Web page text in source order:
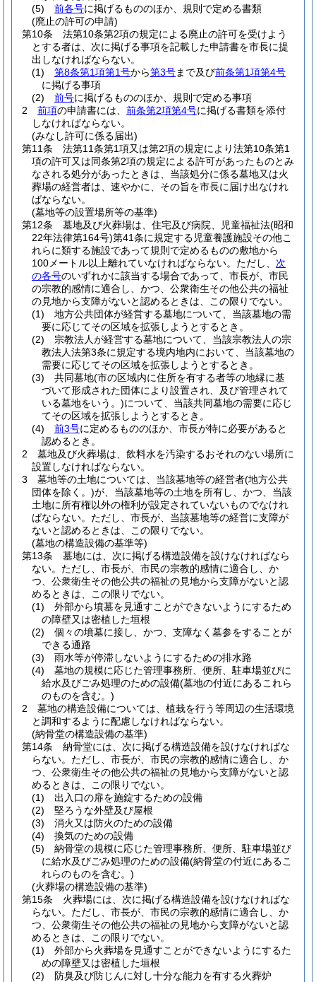
(5)
前各号に掲げるもののほか、規則で定める書類
(廃止の許可の申請)
第10条
法第10条第2項の規定による廃止の許可を受けよう
とする者は、次に掲げる事項を記載した申請書を市長に提
出しなければならない。
(1)
第8条第1項第1号から第3号まで及び前条第1項第4号
に掲げる事項
(2)
前号に掲げるもののほか、規則で定める事項
2
前項の申請書には、 前条第2項第4号に掲げる書類を添付
しなければならない。
(みなし許可に係る届出)
第11条
法第11条第1項又は第2項の規定により法第10条第1
項の許可又は同条第2項の規定による許可があったものとみ
なされる処分があったときは、当該処分に係る墓地又は火
葬場の経営者は、速やかに、その旨を市長に届け出なけれ
ばならない。
(墓地等の設置場所等の基準)
第12条
墓地及び火葬場は、住宅及び病院、児童福祉法(昭和
22年法律第164号)第41条に規定する児童養護施設その他こ
れらに類する施設であって規則で定めるものの敷地から
100メートル以上離れていなければならない。 ただし、 次
の各号のいずれかに該当する場合であって、市長が、市民
の宗教的感情に適合し、かつ、公衆衛生その他公共の福祉
の見地から支障がないと認めるときは、この限りでない。
(1)
地方公共団体が経営する墓地について、当該墓地の需
要に応じてその区域を拡張しようとするとき。
(2)
宗教法人が経営する墓地について、当該宗教法人の宗
教法人法第3条に規定する境内地内において、当該墓地の
需要に応じてその区域を拡張しようとするとき。
(3)
共同墓地(市の区域内に住所を有する者等の地縁に基
づいて形成された団体により設置され、及び管理されて
いる墓地をいう。)について、当該共同墓地の需要に応じ
てその区域を拡張しようとするとき。
(4)
前3号に定めるもののほか、市長が特に必要があると
認めるとき。
2
墓地及び火葬場は、飲料水を汚染するおそれのない場所に
設置しなければならない。
3
墓地等の土地については、当該墓地等の経営者(地方公共
団体を除く。)が、当該墓地等の土地を所有し、かつ、当該
土地に所有権以外の権利が設定されていないものでなけれ
ばならない。 ただし、市長が、当該墓地等の経営に支障が
ないと認めるときは、この限りでない。
(墓地の構造設備の基準等)
第13条
墓地には、次に掲げる構造設備を設けなければなら
ない。 ただし、市長が、市民の宗教的感情に適合し、か
つ、公衆衛生その他公共の福祉の見地から支障がないと認
めるときは、この限りでない。
(1)
外部から墳墓を見通すことができないようにするため
の障壁又は密植した垣根
(2)
個々の墳墓に接し、かつ、支障なく墓参をすることが
できる通路
(3)
雨水等が停滞しないようにするための排水路
(4)
墓地の規模に応じた管理事務所、便所、駐車場並びに
給水及びごみ処理のための設備(墓地の付近にあるこれら
のものを含む。)
2
墓地の構造設備については、植栽を行う等周辺の生活環境
と調和するように配慮しなければならない。
(納骨堂の構造設備の基準)
第14条
納骨堂には、次に掲げる構造設備を設けなければな
らない。 ただし、市長が、市民の宗教的感情に適合し、か
つ、公衆衛生その他公共の福祉の見地から支障がないと認
めるときは、この限りでない。
(1)
出入口の扉を施錠するための設備
(2)
堅ろうな外壁及び屋根
(3)
消火又は防火のための設備
(4)
換気のための設備
(5)
納骨堂の規模に応じた管理事務所、便所、駐車場並び
に給水及びごみ処理のための設備(納骨堂の付近にあるこ
れらのものを含む。)
(火葬場の構造設備の基準)
第15条
火葬場には、次に掲げる構造設備を設けなければな
らない。 ただし、市長が、市民の宗教的感情に適合し、か
つ、公衆衛生その他公共の福祉の見地から支障がないと認
めるときは、この限りでない。
(1)
外部から火葬場を見通すことができないようにするた
めの障壁又は密植した垣根
(2)
防臭及び防じんに対し十分な能力を有する火葬炉